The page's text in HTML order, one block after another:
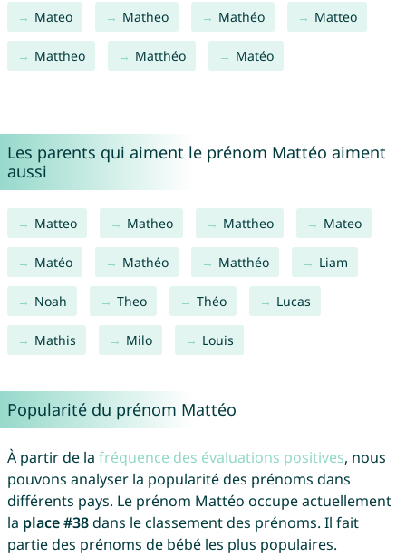
Mateo Matheo Mathéo Matteo
Mattheo Matthéo Matéo
Les parents qui aiment le prénom Mattéo aiment
aussi
Matteo Matheo Mattheo Mateo
Matéo Mathéo Matthéo Liam
Noah Theo Théo Lucas
Mathis Milo Louis
Popularité du prénom Mattéo
À partir de la fréquence des évaluations positives, nous
pouvons analyser la popularité des prénoms dans
différents pays. Le prénom Mattéo occupe actuellement
la place #38dans le classement des prénoms. Il fait
partie des prénoms de bébé les plus populaires.